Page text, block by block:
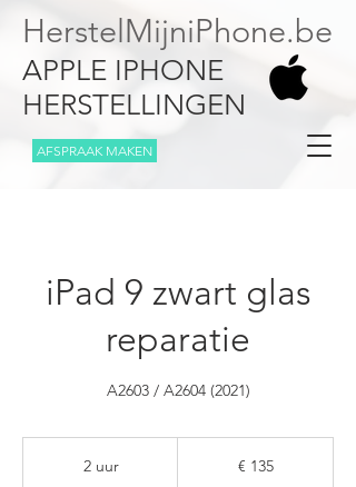
HerstelMijniPhone.be
APPLE IPHONE
HERSTELLINGEN
AFSPRAAK MAKEN
iPad 9 zwart glas
reparatie
A2603 / A2604 (2021)
2 uur2
€ 135